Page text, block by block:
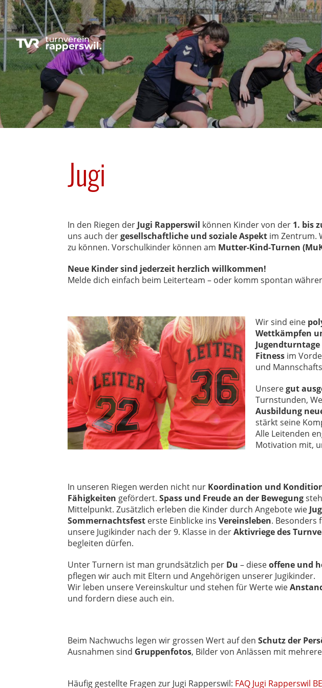
Jugi
In den Riegen der Jugi Rapperswil können Kinder von der 1. bis
uns auch dergesellschaftliche und soziale Aspekt im Zentrum.
zu können. Vorschulkinder können am Mutter-Kind-Turnen
Neue Kinder sind jederzeit herzlich willkommen!
Melde dich einfach beim Leiterteam – oder komm spontan
Wir sind eine
Wettkämpfen
Jugendturntage
Fitnessim
und
Unseregut
Turnstunden,
Ausbildung
stärkt seine
Alle Leitenden
Motivation mit,
In unseren Riegen werden nicht nur Koordination und
Fähigkeiten gefördert. Spass und Freude an der Bewegung
Mittelpunkt. Zusätzlich erleben die Kinder durch Angebote wie
Sommernachtsfest erste Einblicke ins Vereinsleben. Besonders
unsere Jugikinder nach der 9. Klasse in derAktivriege des
begleiten dürfen.
Unter Turnern ist man grundsätzlich per Du – dieseoffene und
pflegen wir auch mit Eltern und Angehörigen unserer Jugikinder.
Wir leben unsere Vereinskultur und stehen für Werte wie
und fordern diese auch ein.
Beim Nachwuchs legen wir grossen Wert auf den Schutz der
Ausnahmen sind Gruppenfotos, Bilder von Anlässen mit
Häufig gestellte Fragen zur Jugi Rapperswil: FAQ Jugi Rapperswil